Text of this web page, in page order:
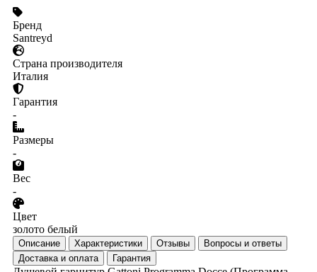
Бренд
Santreyd
Страна производителя
Италия
Гарантия
-
Размеры
-
Вес
-
Цвет
золото белый
Описание Характеристики Отзывы
Вопросы и ответы
Доставка и оплата
Гарантия